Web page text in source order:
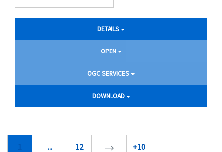
DETAILS
OPEN
OGC SERVICES
DOWNLOAD
1 ... 12 +10